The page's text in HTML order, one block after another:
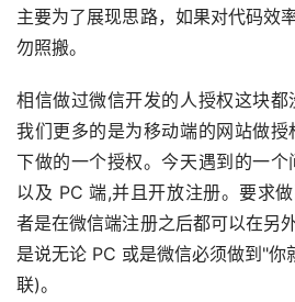
主要为了展现思路，如果对代码效
勿照搬。
相信做过微信开发的人授权这块
我们更多的是为移动端的网站做
下做的一个授权。今天遇到的一
以及 PC 端,并且开放注册。要求
者是在微信端注册之后都可以在另
是说无论 PC 或是微信必须做到"你
联)。